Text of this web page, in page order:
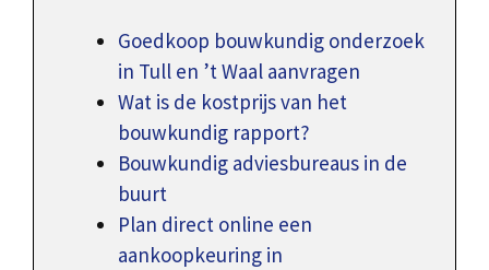
Goedkoop bouwkundig onderzoek
in Tull en ’t Waal aanvragen
Wat is de kostprijs van het
bouwkundig rapport?
Bouwkundig adviesbureaus in de
buurt
Plan direct online een
aankoopkeuring in